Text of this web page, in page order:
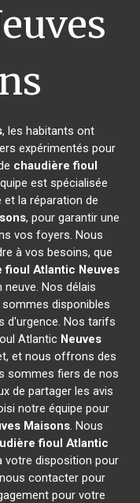
, les habitants ont
expérimentés pour
chaudière fioul
est spécialisée
et la réparation de
, pour garantir une
vos foyers. Nous
à vos besoins, que
fioul Atlantic Neuves
Nos délais
disponibles
d'urgence. Nos tarifs
Atlantic Neuves
et nous offrons des
sommes fiers de nos
de partager les avis
notre équipe pour
Maisons. Nous
fioul Atlantic
votre disposition pour
contacter pour
pour votre